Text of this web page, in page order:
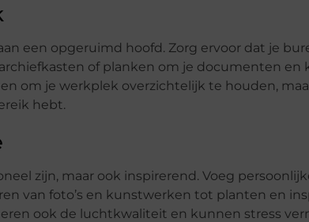
een opgeruimd hoofd. Zorg ervoor dat je
of planken om je documenten
om je werkplek overzichtelijk te houden,
hebt.
zijn, maar ook inspirerend. Voeg
van foto’s en kunstwerken tot planten en
ook de luchtkwaliteit en kunnen stress